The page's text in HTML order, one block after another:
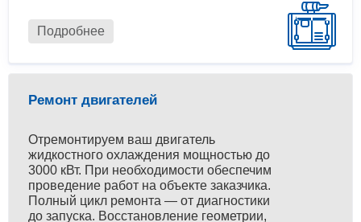
Подробнее
Ремонт двигателей
Отремонтируем ваш двигатель
жидкостного охлаждения мощностью до
3000 кВт. При необходимости обеспечим
проведение работ на объекте заказчика.
Полный цикл ремонта — от диагностики
до запуска. Восстановление геометрии,